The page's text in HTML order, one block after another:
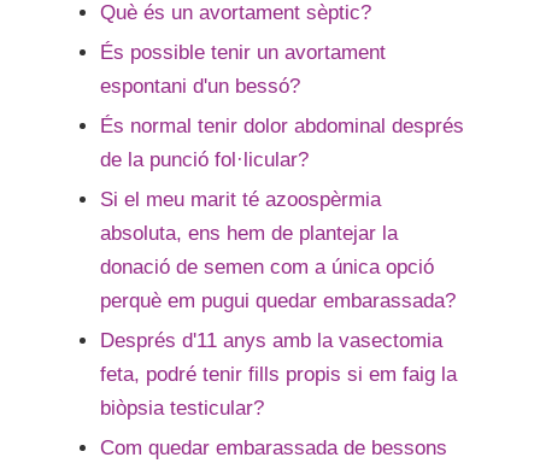
Què és un avortament sèptic?
És possible tenir un avortament
espontani d'un bessó?
És normal tenir dolor abdominal després
de la punció fol·licular?
Si el meu marit té azoospèrmia
absoluta, ens hem de plantejar la
donació de semen com a única opció
perquè em pugui quedar embarassada?
Després d'11 anys amb la vasectomia
feta, podré tenir fills propis si em faig la
biòpsia testicular?
Com quedar embarassada de bessons